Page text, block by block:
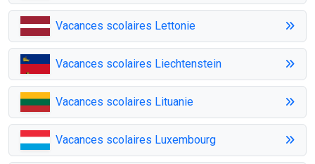
Vacances scolaires Lettonie
Vacances scolaires Liechtenstein
Vacances scolaires Lituanie
Vacances scolaires Luxembourg